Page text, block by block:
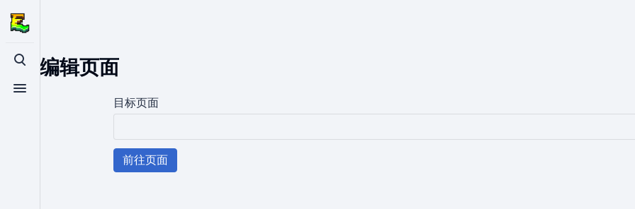
打开/关闭搜索
打开/关闭菜单
编辑页面
目标页面
前往页面